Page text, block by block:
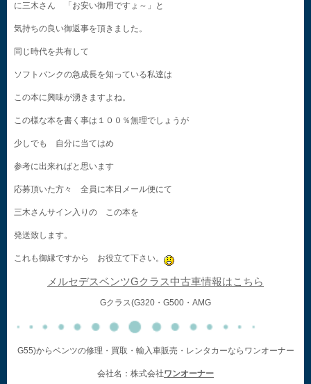
に三木さん 「お安い御用ですょ～」と
気持ちの良い御返事を頂きました。
同じ時代を共有して
ソフトバンクの急成長を知っている私達は
この本に興味が湧きますよね。
この様な本を書く事は１００％無理でしょうが
少しでも 自分に当てはめ
参考に出来ればと思います
応募頂いた方々 全員に本日メール便にて
三木さんサイン入りの この本を
発送致します。
これも御縁ですから お役立て下さい。
メルセデスベンツGクラス中古車情報はこちら
Gクラス(G320・G500・AMG
G55)からベンツの修理・買取・輸入車販売・レンタカーならワンオーナー
会社名：株式会社ワンオーナー